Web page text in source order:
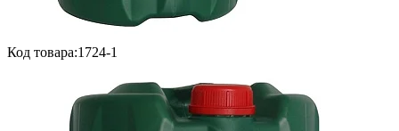
Код товара:1724-1